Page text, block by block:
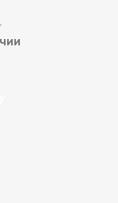
универсальные